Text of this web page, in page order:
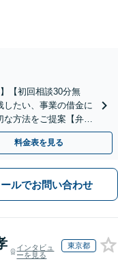
【初回相談30分無
したい、事業の借金に
な方法をご提案【弁護
料金表を見る
ールでお問い合わせ
インタビュ
ーを見る
東京都